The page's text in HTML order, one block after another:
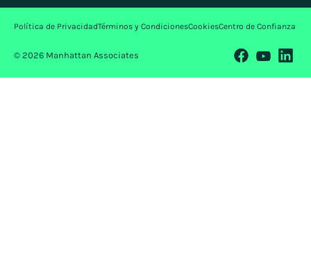
© 2026 Manhattan Associates
Política de PrivacidadTérminos y CondicionesCookiesCentro de Confianza